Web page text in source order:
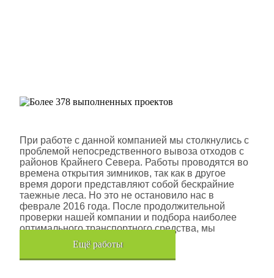
При работе с данной компанией мы столкнулись с
проблемой непосредственного вывоза отходов с
районов Крайнего Севера. Работы проводятся во
времена открытия зимников, так как в другое
время дороги представляют собой бескрайние
таежные леса. Но это не остановило нас в
феврале 2016 года. После продолжительной
проверки нашей компании и подбора наиболее
оптимального транспортного средства, мы
помогли данной компании.
Eщё работы